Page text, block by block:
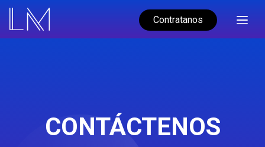
Contratanos
CONTÁCTENOS